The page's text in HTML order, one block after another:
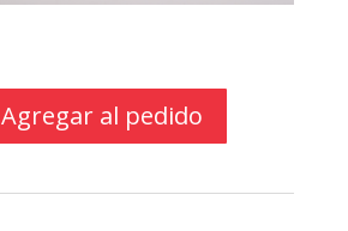
Agregar al pedido